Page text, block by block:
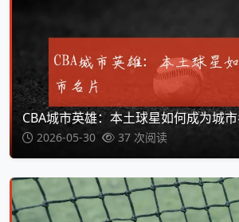
CBA城市英雄：本土球星如何成为城
2026-05-30 37 次阅读